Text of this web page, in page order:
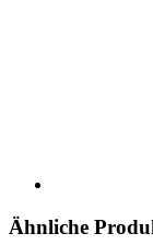
Ähnliche